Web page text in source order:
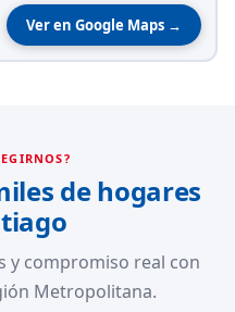
Ver en Google Maps →
de hogares
y compromiso real con
Metropolitana.